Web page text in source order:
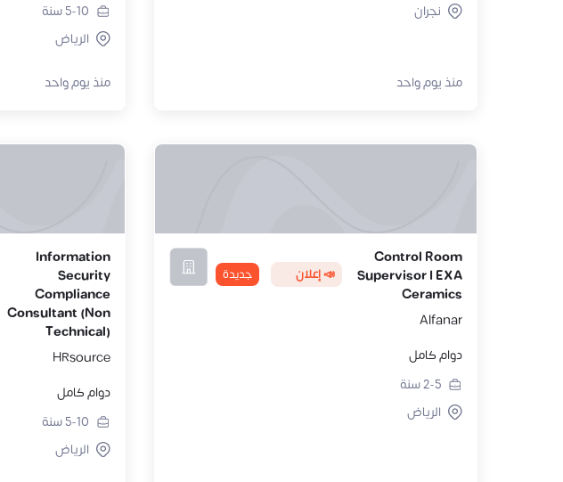
نجران
منذ يوم واحد
5-10سنة
الرياض
منذ يوم واحد
Control Room
Supervisor I EXA
Ceramics
📣 إعلان جديدة
Alfanar
دوام كامل
2-5سنة
الرياض
Information
Security
Compliance
Consultant (Non
Technical)
HRsource
دوام كامل
5-10سنة
الرياض